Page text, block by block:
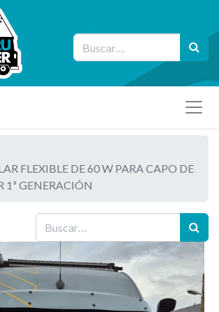
FLEXIBLE DE 60 W PARA CAPO DE
1ª GENERACIÓN